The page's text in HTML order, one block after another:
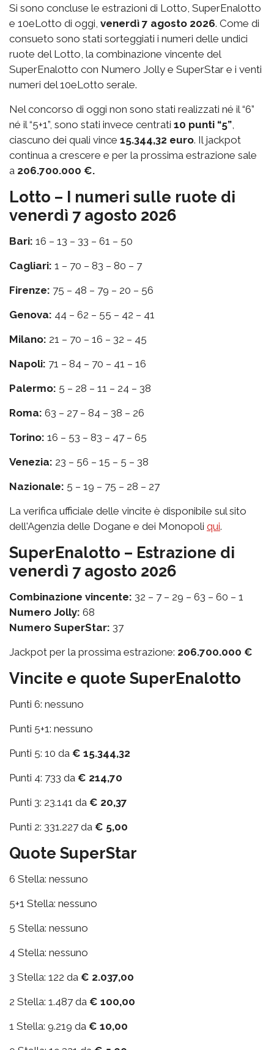
Si sono concluse le estrazioni di Lotto, SuperEnalotto
e 10eLotto di oggi, venerdì 7 agosto 2026. Come di
consueto sono stati sorteggiati i numeri delle undici
ruote del Lotto, la combinazione vincente del
SuperEnalotto con Numero Jolly e SuperStar e i venti
numeri del 10eLotto serale.
Nel concorso di oggi non sono stati realizzati né il “6”
né il “5+1”, sono stati invece centrati 10 punti “5”,
ciascuno dei quali vince 15.344,32 euro. Il jackpot
continua a crescere e per la prossima estrazione sale
a 206.700.000 €.
Lotto – I numeri sulle ruote di
venerdì 7 agosto 2026
Bari: 16 – 13 – 33 – 61 – 50
Cagliari: 1 – 70 – 83 – 80 – 7
Firenze: 75 – 48 – 79 – 20 – 56
Genova: 44 – 62 – 55 – 42 – 41
Milano: 21 – 70 – 16 – 32 – 45
Napoli: 71 – 84 – 70 – 41 – 16
Palermo: 5 – 28 – 11 – 24 – 38
Roma: 63 – 27 – 84 – 38 – 26
Torino: 16 – 53 – 83 – 47 – 65
Venezia: 23 – 56 – 15 – 5 – 38
Nazionale: 5 – 19 – 75 – 28 – 27
La verifica ufficiale delle vincite è disponibile sul sito
dell'Agenzia delle Dogane e dei Monopoli qui.
SuperEnalotto – Estrazione di
venerdì 7 agosto 2026
Combinazione vincente: 32 – 7 – 29 – 63 – 60 – 1
Numero Jolly: 68
Numero SuperStar: 37
Jackpot per la prossima estrazione: 206.700.000 €
Vincite e quote SuperEnalotto
Punti 6: nessuno
Punti 5+1: nessuno
Punti 5: 10 da € 15.344,32
Punti 4: 733 da € 214,70
Punti 3: 23.141 da € 20,37
Punti 2: 331.227 da € 5,00
Quote SuperStar
6 Stella: nessuno
5+1 Stella: nessuno
5 Stella: nessuno
4 Stella: nessuno
3 Stella: 122 da € 2.037,00
2 Stella: 1.487 da € 100,00
1 Stella: 9.219 da € 10,00